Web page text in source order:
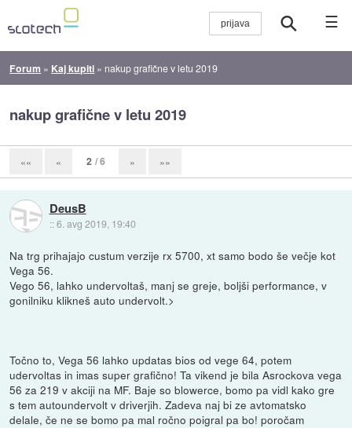
☰
Forum » Kaj kupiti » nakup grafične v letu 2019
nakup grafične v letu 2019
«« « 2 / 6 » »»
DeusB
::6. avg 2019, 19:40
Na trg prihajajo custum verzije rx 5700, xt samo bodo še večje kot
Vega 56.
Vego 56, lahko undervoltaš, manj se greje, boljši performance, v
gonilniku klikneš auto undervolt.>
Točno to, Vega 56 lahko updatas bios od vege 64, potem
udervoltas in imas super grafično! Ta vikend je bila Asrockova vega
56 za 219 v akciji na MF. Baje so blowerce, bomo pa vidl kako gre
s tem autoundervolt v driverjih. Zadeva naj bi ze avtomatsko
delale, če ne se bomo pa mal ročno poigral pa bo! poročam